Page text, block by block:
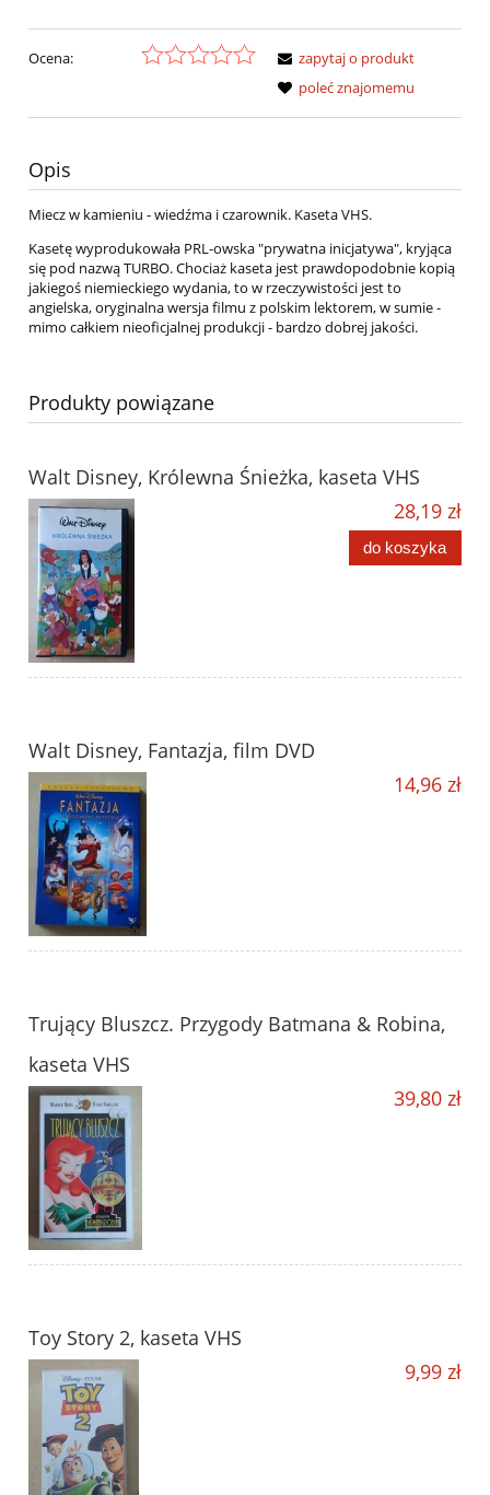
Ocena:
zapytaj o produkt
poleć znajomemu
Opis
Miecz w kamieniu - wiedźma i czarownik. Kaseta VHS.
Kasetę wyprodukowała PRL-owska "prywatna inicjatywa", kryjąca
się pod nazwą TURBO. Chociaż kaseta jest prawdopodobnie kopią
jakiegoś niemieckiego wydania, to w rzeczywistości jest to
angielska, oryginalna wersja filmu z polskim lektorem, w sumie -
mimo całkiem nieoficjalnej produkcji - bardzo dobrej jakości.
Produkty powiązane
Walt Disney, Królewna Śnieżka, kaseta VHS
28,19 zł
do koszyka
Walt Disney, Fantazja, film DVD
14,96 zł
Trujący Bluszcz. Przygody Batmana & Robina,
kaseta VHS
39,80 zł
Toy Story 2, kaseta VHS
9,99 zł